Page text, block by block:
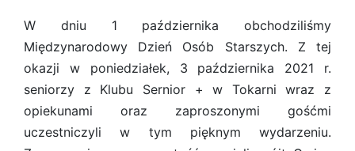
W dniu 1 października obchodziliśmy
Międzynarodowy Dzień Osób Starszych. Z tej
okazji w poniedziałek, 3 października 2021 r.
seniorzy z Klubu Sernior + w Tokarni wraz z
opiekunami oraz zaproszonymi gośćmi
uczestniczyli w tym pięknym wydarzeniu.